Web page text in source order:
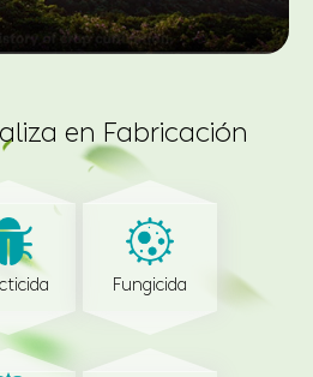
en Fabricación
Fungicida